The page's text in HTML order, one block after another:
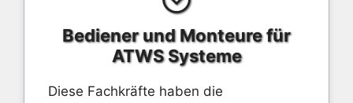
Bediener und Monteure für
ATWS Systeme
Diese Fachkräfte haben die